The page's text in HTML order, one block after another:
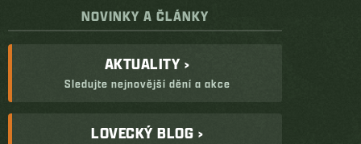
NOVINKY A ČLÁNKY
AKTUALITY ›
Sledujte nejnovější dění a akce
LOVECKÝ BLOG ›